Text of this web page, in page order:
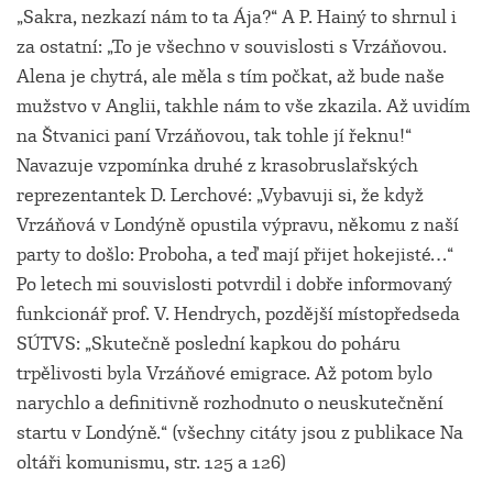
„Sakra, nezkazí nám to ta Ája?“ A P. Hainý to shrnul i
za ostatní: „To je všechno v souvislosti s Vrzáňovou.
Alena je chytrá, ale měla s tím počkat, až bude naše
mužstvo v Anglii, takhle nám to vše zkazila. Až uvidím
na Štvanici paní Vrzáňovou, tak tohle jí řeknu!“
Navazuje vzpomínka druhé z krasobruslařských
reprezentantek D. Lerchové: „Vybavuji si, že když
Vrzáňová v Londýně opustila výpravu, někomu z naší
party to došlo: Proboha, a teď mají přijet hokejisté…“
Po letech mi souvislosti potvrdil i dobře informovaný
funkcionář prof. V. Hendrych, pozdější místopředseda
SÚTVS: „Skutečně poslední kapkou do poháru
trpělivosti byla Vrzáňové emigrace. Až potom bylo
narychlo a definitivně rozhodnuto o neuskutečnění
startu v Londýně.“ (všechny citáty jsou z publikace Na
oltáři komunismu, str. 125 a 126)